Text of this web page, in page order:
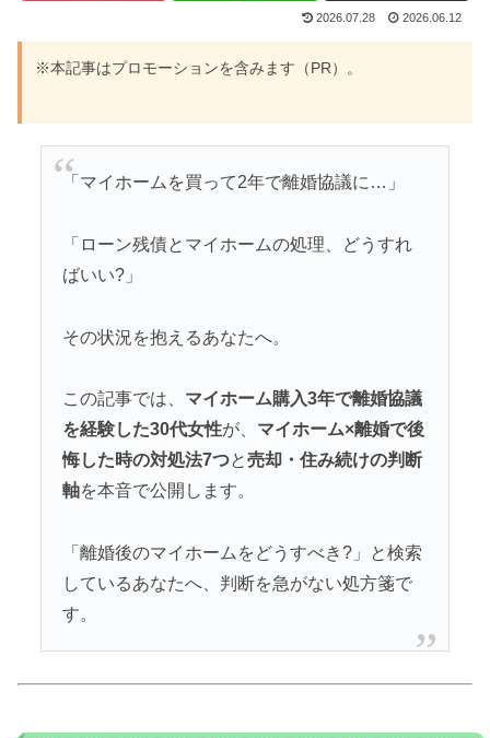
2026.07.28 2026.06.12
※本記事はプロモーションを含みます（PR）。
「マイホームを買って2年で離婚協議に…」
「ローン残債とマイホームの処理、どうすれ
ばいい?」
その状況を抱えるあなたへ。
この記事では、 マイホーム購入3年で離婚協議
を経験した30代女性が、 マイホーム×離婚で後
悔した時の対処法7つと売却・住み続けの判断
軸を本音で公開します。
「離婚後のマイホームをどうすべき?」と検索
しているあなたへ、判断を急がない処方箋で
す。